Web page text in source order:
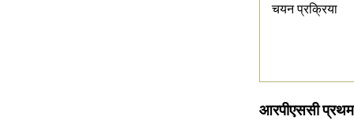
चयन प्रक्रिया
आरपीएससी